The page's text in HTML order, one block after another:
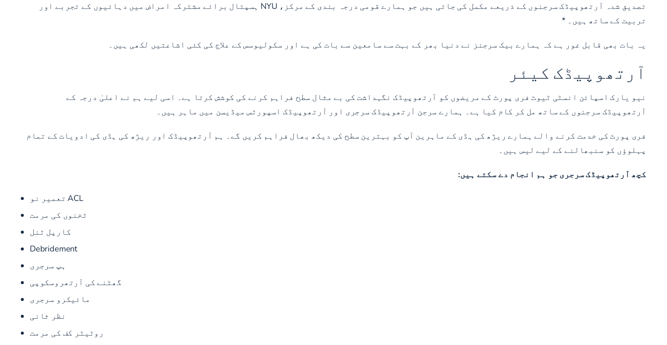
تصدیق شدہ آرتھوپیڈک سرجنوں کے ذریعے مکمل کی جاتی ہیں جو ہمارے قومی درجہ بندی کے مرکز، NYU ہسپتال برائے مشترکہ امراض میں دہائیوں کے تجربے اور
تربیت کے ساتھ ہیں۔ *
یہ بات بھی قابل غور ہے کہ ہمارے بیک سرجنز نے دنیا بھر کے بہت سے سامعین سے بات کی ہے اور سکولیوسس کے علاج کی کئی اشاعتیں لکھی ہیں۔
آرتھوپیڈک کیئر
نیو یارک اسپائن انسٹی ٹیوٹ فری پورٹ کے مریضوں کو آرتھوپیڈک نگہداشت کی بے مثال سطح فراہم کرنے کی کوشش کرتا ہے۔ اسی لیے ہم نے اعلیٰ درجہ کے
آرتھوپیڈک سرجنوں کے ساتھ مل کر کام کیا ہے۔ ہمارے سرجن آرتھوپیڈک سرجری اور آرتھوپیڈک اسپورٹس میڈیسن میں ماہر ہیں۔
فری پورٹ کی خدمت کرنے والے ہمارے ریڑھ کی ہڈی کے ماہرین آپ کو بہترین سطح کی دیکھ بھال فراہم کریں گے۔ ہم آرتھوپیڈک اور ریڑھ کی ہڈی کی ادویات کے تمام
پہلوؤں کو سنبھالنے کے لیے لیس ہیں۔
کچھ آرتھوپیڈک سرجری جو ہم انجام دے سکتے ہیں:
ACL تعمیر نو
ٹخنوں کی مرمت
کارپل ٹنل
Debridement
ہپ سرجری
گھٹنے کی آرتھروسکوپی
مائیکرو سرجری
نظر ثانی
روٹیٹر کف کی مرمت